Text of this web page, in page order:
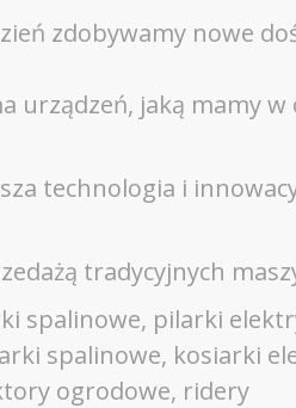
zdobywamy nowe
urządzeń, jaką mamy
technologia i
tradycyjnych
spalinowe, pilarki
spalinowe, kosiarki
ogrodowe, ridery